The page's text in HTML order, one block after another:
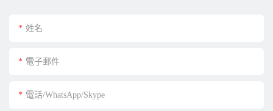
姓名
電子郵件
電話/WhatsApp/Skype